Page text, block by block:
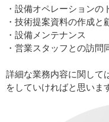
・設備オペレーションの
・技術提案資料の作成と
・設備メンテナンス
・営業スタッフとの訪問
詳細な業務内容に関して
をしていければと思いま